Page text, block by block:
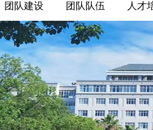
团队建设 团队队伍 人才